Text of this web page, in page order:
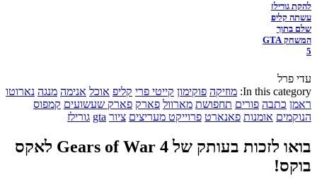
להקת גורילז
עשתה קליפ
שלם בתוך
המשחק GTA
5
עדי פרל
In this category: מוזיקה פוקימון קייטי פרי קליפ אוכל אנימה מנגה נארוטו
ראמן כתבה פורים תחפושת מארוול פארק פארק שעשועים קמפוס
הנוקמים אומנות פאנארט פרוייקט מעריצים ציור gta גורילז
בואו לזכות בעותק של Gears of War 4 לאקס
בוקס!